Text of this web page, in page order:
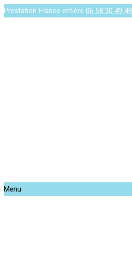
Prestation France entière 06 58 30 49 49
Menu